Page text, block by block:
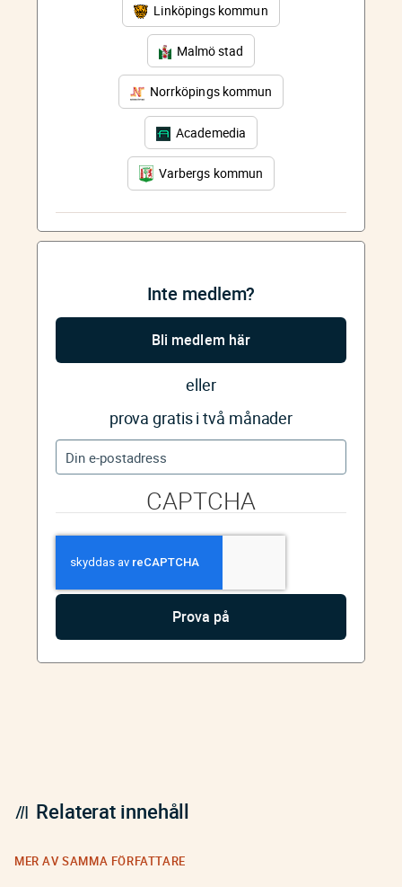
Linköpings kommun
Malmö stad
Norrköpings kommun
Academedia
Varbergs kommun
Inte medlem?
Bli medlem här
eller
prova gratis i två månader
CAPTCHA
Relaterat innehåll
MER AV SAMMA FÖRFATTARE